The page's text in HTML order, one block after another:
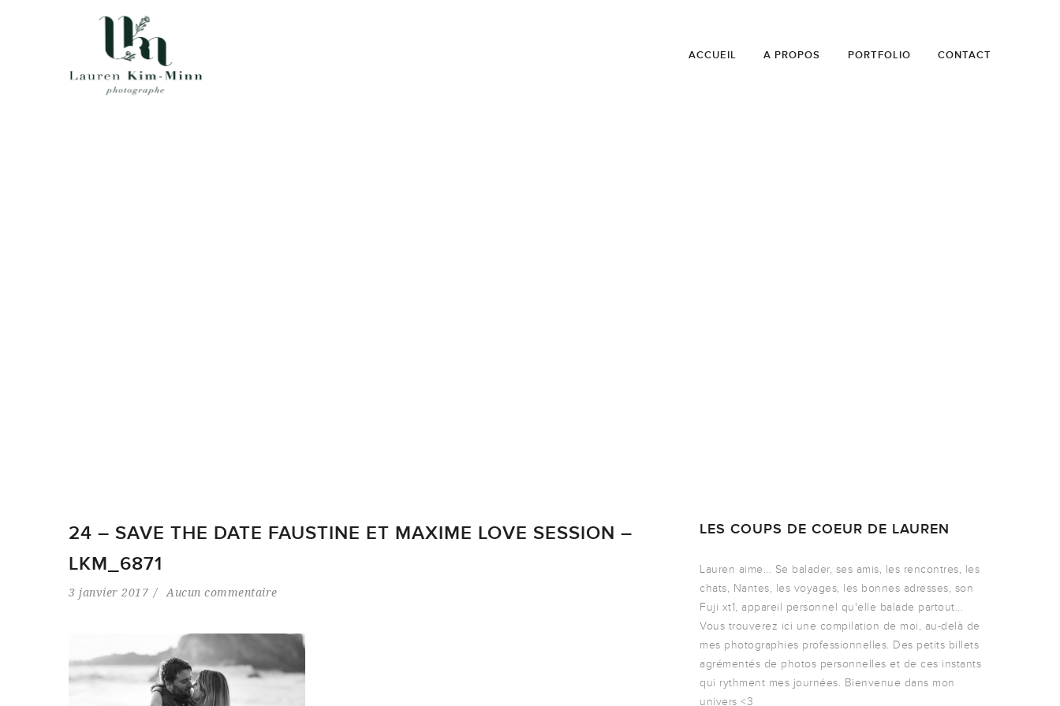
ACCUEIL A PROPOS PORTFOLIO CONTACT
24 – SAVE THE DATE FAUSTINE ET MAXIME LOVE SESSION –
LKM_6871
3 janvier 2017 Aucun commentaire
LES COUPS DE COEUR DE LAUREN
Lauren aime... Se balader, ses amis, les rencontres, les
chats, Nantes, les voyages, les bonnes adresses, son
Fuji xt1, appareil personnel qu'elle balade partout...
Vous trouverez ici une compilation de moi, au-delà de
mes photographies professionnelles. Des petits billets
agrémentés de photos personnelles et de ces instants
qui rythment mes journées. Bienvenue dans mon
univers <3